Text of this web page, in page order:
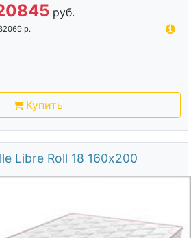
руб.
р.
Купить
Libre Roll 18 160х200